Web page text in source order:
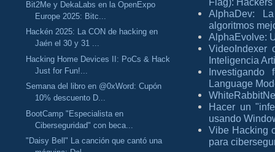
Bit2Me y DekaLabs en la OpenExpo
Europe 2025: Bitc...
Hackén 2025: La CON de hacking en
Jaén el 30 y 31 ...
Hacking Home Devices II: PoCs & Hack
Just for Fun!...
Semana del libro en @0xWord: Cupón
10% descuento D...
BootCamp "Especialista en
Ciberseguridad" con beca...
"Daisy Bell" La canción que cantó una
AlphaDev:
algoritmos
AlphaEvolve:
VideoIndexer
Inteligencia
Language
Hacer un
usando
Vibe Hacking
para